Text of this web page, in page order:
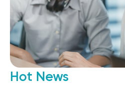
Hot News